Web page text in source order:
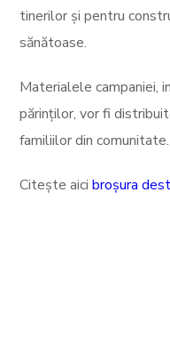
tinerilor și pentru
sănătoase.
Materialele campaniei,
părinților, vor fi
familiilor din comunitate.
Citește aicibroșura